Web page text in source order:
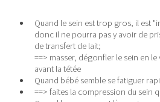
Quand le sein est trop gros, il est
donc il ne pourra pas y avoir de
de transfert de lait;
==> masser, dégonfler le sein en
avant la tétée
Quand bébé semble se fatiguer
==> faites la compression du sein